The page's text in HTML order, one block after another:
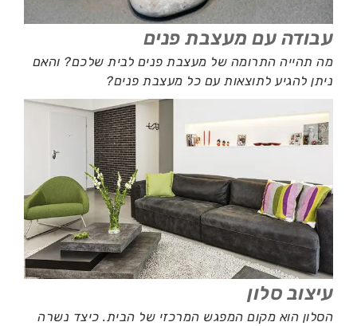
עבודה עם מעצבת פנים
מה תהייה התרומה של מעצבת פנים לבית שלכם? והאם
ניתן להגיע לתוצאות עם כל מעצבת פנים?
עיצוב סלון
הסלון הוא מקום המפגש המרכזי של הבית. כיצד נשרה